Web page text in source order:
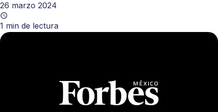
26 marzo 2024
1 min de lectura